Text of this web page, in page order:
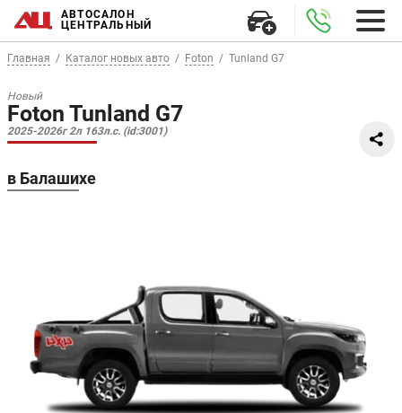
АВТОСАЛОН
ЦЕНТРАЛЬНЫЙ
Главная Каталог новых авто Foton Tunland G7
Новый
Foton Tunland G7
2025-2026г 2л 163л.с. (id:3001)
в Балашихе